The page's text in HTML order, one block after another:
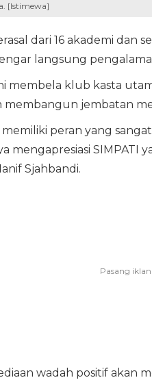
[Istimewa]
dari 16 akademi dan
langsung
membela klub kasta
membangun jembatan
peran yang
mengapresiasi
Sjahbandi.
wadah positif akan